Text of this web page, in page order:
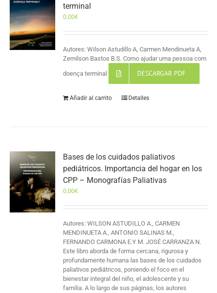
terminal
0,00€
Autores: Wilson Astudillo A, Carmen Mendinueta A,
Zemilson Bastos B.S. Como ajudar uma pessoa com
doença terminal DESCARGAR PDF
Añadir al carrito Detalles
Bases de los cuidados paliativos
pediátricos. Importancia del hogar en los
CPP – Monografías Paliativas
0,00€
Autores: WILSON ASTUDILLO A., CARMEN
MENDINUETA A., ANTONIO SALINAS M.,
FERNANDO CARMONA E.Y M. JOSÉ CARRANZA N.
Este libro aborda de forma cercana, rigurosa y
profundamente humana las bases de los cuidados
paliativos pediátricos, poniendo el foco en el
bienestar integral del niño, el adolescente y su
familia. A lo largo de sus páginas, los autores